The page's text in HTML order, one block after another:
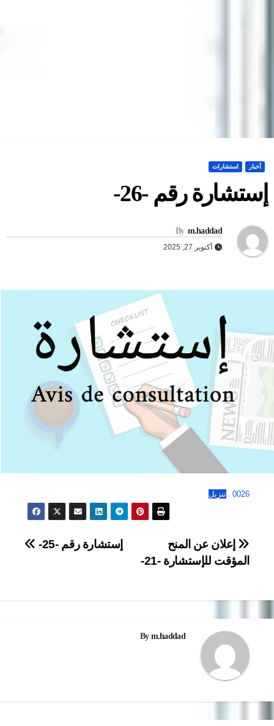
أخبار استشارات
رقم -26-
By m.haddad
أكتوبر 27, 2025
0026 تنزيل
تصفّح
المقالات
إستشارة رقم -25-
إعلان عن المنح
المؤقت للإستشارة -21-
Bym.haddad